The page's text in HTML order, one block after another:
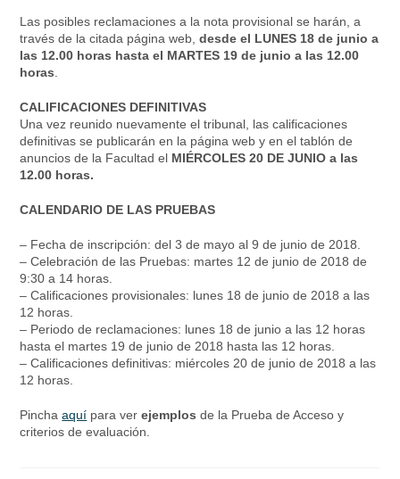
Las posibles reclamaciones a la nota provisional se harán, a
través de la citada página web, desde el LUNES 18 de junio a
las 12.00 horas hasta el MARTES 19 de junio a las 12.00
horas.
CALIFICACIONES DEFINITIVAS
Una vez reunido nuevamente el tribunal, las calificaciones
definitivas se publicarán en la página web y en el tablón de
anuncios de la Facultad el MIÉRCOLES 20 DE JUNIO a las
12.00 horas.
CALENDARIO DE LAS PRUEBAS
– Fecha de inscripción: del 3 de mayo al 9 de junio de 2018.
– Celebración de las Pruebas: martes 12 de junio de 2018 de
9:30 a 14 horas.
– Calificaciones provisionales: lunes 18 de junio de 2018 a las
12 horas.
– Periodo de reclamaciones: lunes 18 de junio a las 12 horas
hasta el martes 19 de junio de 2018 hasta las 12 horas.
– Calificaciones definitivas: miércoles 20 de junio de 2018 a las
12 horas.
Pincha aquí para ver ejemplos de la Prueba de Acceso y
criterios de evaluación.